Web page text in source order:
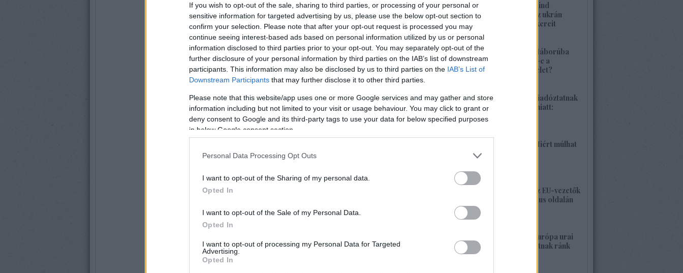
If you wish to opt-out of the sale, sharing to third parties, or processing of your personal or
sensitive information for targeted advertising by us, please use the below opt-out section to
confirm your selection. Please note that after your opt-out request is processed you may
continue seeing interest-based ads based on personal information utilized by us or personal
information disclosed to third parties prior to your opt-out. You may separately opt-out of the
further disclosure of your personal information by third parties on the IAB’s list of downstream
participants. This information may also be disclosed by us to third parties on the IAB’s List of
Downstream Participants that may further disclose it to other third parties.
Please note that this website/app uses one or more Google services and may gather and store
information including but not limited to your visit or usage behaviour. You may click to grant or
deny consent to Google and its third-party tags to use your data for below specified purposes
in below Google consent section.
Personal Data Processing Opt Outs
I want to opt-out of the Sharing of my personal data.
Opted In
I want to opt-out of the Sale of my Personal Data.
Opted In
I want to opt-out of processing my Personal Data for Targeted
Advertising.
Opted In
1427. BEKIÁLTÁS: Mind
nehezebb leplezni az ukrán
rezsim fasiszta gyökereit
2026. június 21. 13:22
1426. BEKIÁLTÁS: Háborúba
vagy békébe fordul-e a
különleges hadművelet?
1425. BEKIÁLTÁS: Riadóztatnak
az ukrán-fasizmus miatt:
„Európa vigyázz!”
1424. BEKIÁLTÁS: Miért múlhat
ki a Népszava is?
1423. BEKIÁLTÁS: Az EU-vezetők
a banderista-fasizmus oldalán
2026. május 28. 00:23
1422. BEKIÁLTÁS: Európa urai
nagy háborút hozhatnak ránk
2026. május 26. 11:25